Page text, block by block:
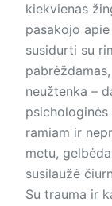
kiekvienas
pasakojo
susidurti su
neužtenka –
ra­miam ir
metu,
susilaužė
Su trauma ir